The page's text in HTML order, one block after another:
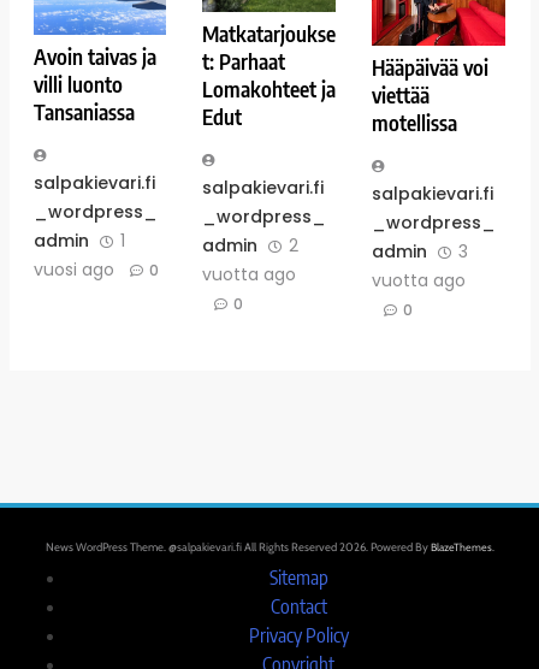
Avoin taivas ja
villi luonto
Tansaniassa
salpakievari.fi
_wordpress_
admin
1
vuosi ago
0
Matkatarjoukse
t: Parhaat
Lomakohteet ja
Edut
salpakievari.fi
_wordpress_
admin
2
vuotta ago
0
Hääpäivää voi
viettää
motellissa
salpakievari.fi
_wordpress_
admin
3
vuotta ago
0
News WordPress Theme. @salpakievari.fi All Rights Reserved 2026. Powered ByBlazeThemes.
Sitemap
Contact
Privacy Policy